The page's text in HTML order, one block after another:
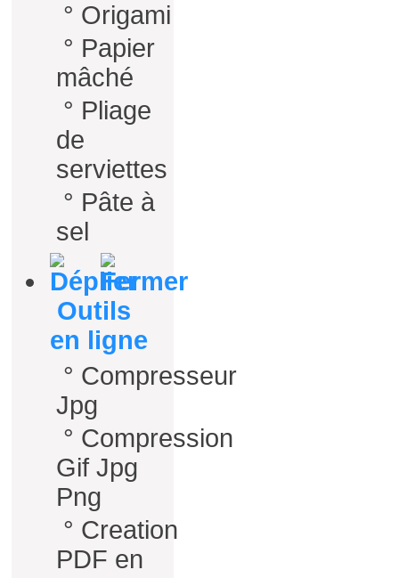
° Origami
° Papier
mâché
° Pliage
de
serviettes
° Pâte à
sel
Outils
en ligne
° Compresseur
Jpg
° Compression
Gif Jpg
Png
° Creation
PDF en